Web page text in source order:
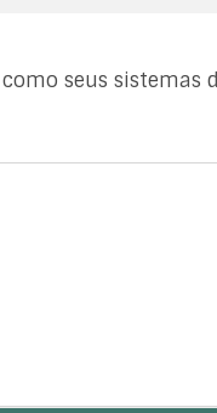
seus sistemas